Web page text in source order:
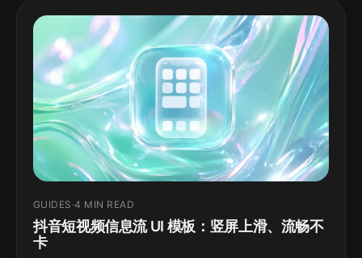
GUIDES ·4 MIN READ
抖音短视频信息流 UI 模板：竖屏上滑、流畅不
卡